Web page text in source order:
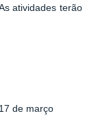
atividades terão
de março